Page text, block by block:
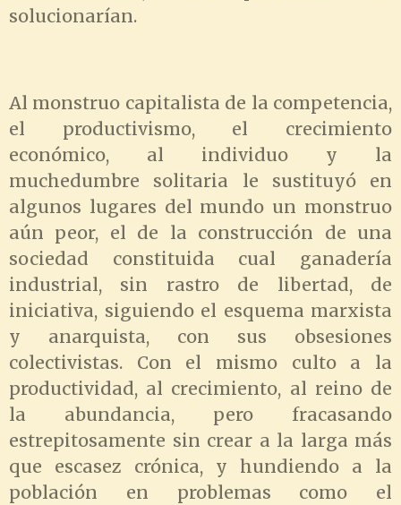
solucionarían.
Al monstruo capitalista de la competencia,
el productivismo, el crecimiento
económico, al individuo y la
muchedumbre solitaria le sustituyó en
algunos lugares del mundo un monstruo
aún peor, el de la construcción de una
sociedad constituida cual ganadería
industrial, sin rastro de libertad, de
iniciativa, siguiendo el esquema marxista
y anarquista, con sus obsesiones
colectivistas. Con el mismo culto a la
productividad, al crecimiento, al reino de
la abundancia, pero fracasando
estrepitosamente sin crear a la larga más
que escasez crónica, y hundiendo a la
población en problemas como el